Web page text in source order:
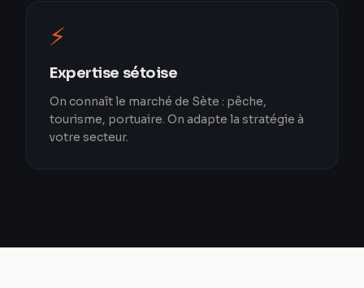
⚡
Expertise sétoise
On connaît le marché de Sète : pêche,
tourisme, portuaire. On adapte la stratégie à
votre secteur.